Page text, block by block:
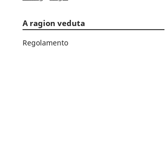
A ragion veduta
Regolamento